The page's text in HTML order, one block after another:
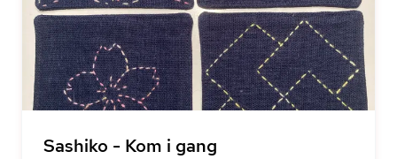
Sashiko - Kom i gang